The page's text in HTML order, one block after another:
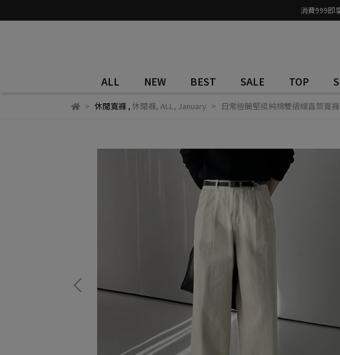
消費999即
ALL NEW BEST SALE TOP
休閒寬褲, 休閒褲, ALL, January 日常極簡堅挺純棉雙摺線直筒寬